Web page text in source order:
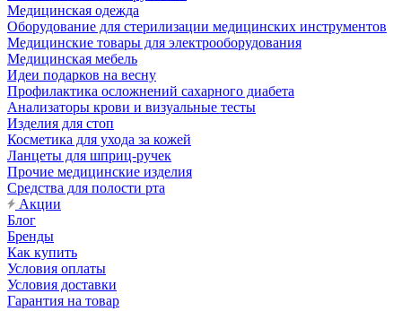
Медицинская одежда
Оборудование для стерилизации медицинских инструментов
Медицинские товары для электрооборудования
Медицинская мебель
Идеи подарков на весну
Профилактика осложнений сахарного диабета
Анализаторы крови и визуальные тесты
Изделия для стоп
Косметика для ухода за кожей
Ланцеты для шприц-ручек
Прочие медицинские изделия
Средства для полости рта
Акции
Блог
Бренды
Как купить
Условия оплаты
Условия доставки
Гарантия на товар